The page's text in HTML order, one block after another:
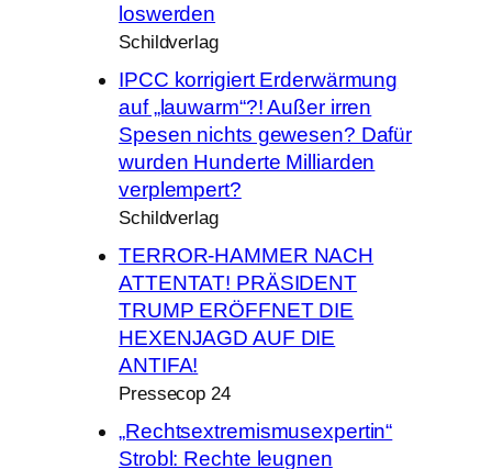
loswerden
Schildverlag
IPCC korrigiert Erderwärmung
auf „lauwarm“?! Außer irren
Spesen nichts gewesen? Dafür
wurden Hunderte Milliarden
verplempert?
Schildverlag
TERROR-HAMMER NACH
ATTENTAT! PRÄSIDENT
TRUMP ERÖFFNET DIE
HEXENJAGD AUF DIE
ANTIFA!
Pressecop 24
„Rechtsextremismusexpertin“
Strobl: Rechte leugnen